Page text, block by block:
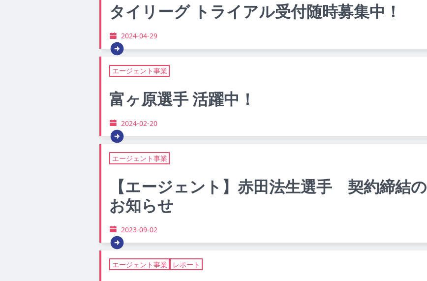
タイリーグ トライアル受付随時募集中！
2024-04-29
エージェント事業
富ヶ原選手 活躍中！
2024-02-20
エージェント事業
【エージェント】赤田法生選手 契約締結の
お知らせ
2023-09-02
エージェント事業 レポート